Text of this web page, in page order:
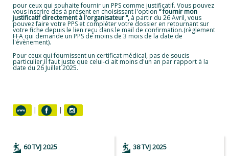
pour ceux qui souhaite fournir un PPS comme justificatif. Vous pouvez
vous inscrire dés à présent en choisissant l'option “ fournir mon
justificatif directement à l'organisateur “, à partir du 26 Avril, vous
pouvez faire votre PPS et compléter votre dossier en retournant sur
votre fiche depuis le lien reçu dans le mail de confirmation.(règlement
FFA qui demande un PPS de moins de 3 mois de la date de
l'évènement).
Pour ceux qui fournissent un certificat médical, pas de soucis
particulier,il faut juste que celui-ci ait moins d'un an par rapport à la
date du 26 Juillet 2025.
| |
60 TVJ 2025
38 TVJ 2025